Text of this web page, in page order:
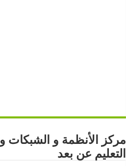
مركز الأنظمة و الشبكات و
التعليم عن بعد